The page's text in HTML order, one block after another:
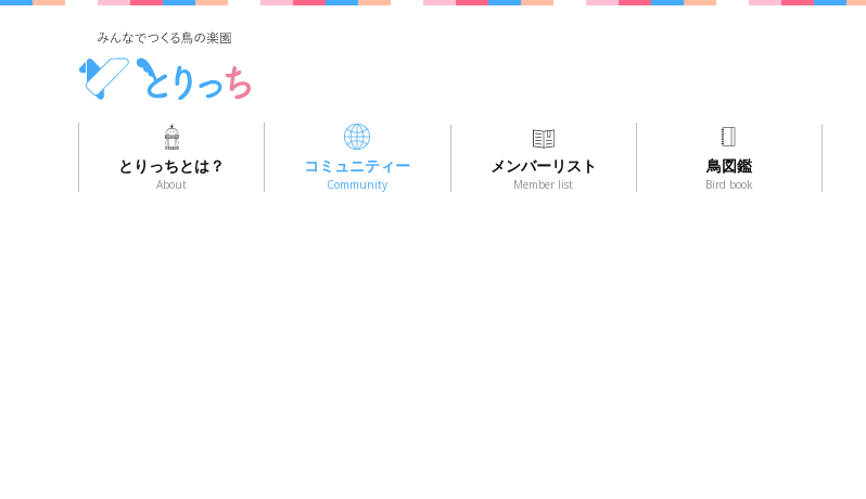
とりっちとは？
About
コミュニティー
Community
メンバーリスト
Member list
鳥図鑑
Bird book